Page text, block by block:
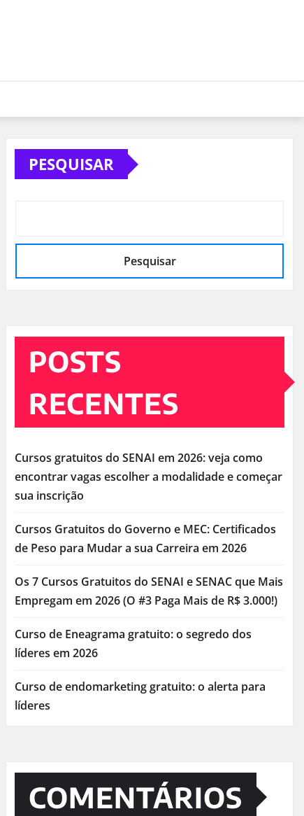
PESQUISAR
Pesquisar
POSTS
RECENTES
Cursos gratuitos do SENAI em 2026: veja como
encontrar vagas escolher a modalidade e começar
sua inscrição
Cursos Gratuitos do Governo e MEC: Certificados
de Peso para Mudar a sua Carreira em 2026
Os 7 Cursos Gratuitos do SENAI e SENAC que Mais
Empregam em 2026 (O #3 Paga Mais de R$ 3.000!)
Curso de Eneagrama gratuito: o segredo dos
líderes em 2026
Curso de endomarketing gratuito: o alerta para
líderes
COMENTÁRIOS